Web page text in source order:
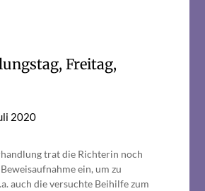
Freitag,
2020
trat die Richterin noch
ein, um zu
auch die versuchte Beihilfe zum